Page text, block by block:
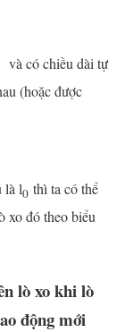
và có chiều dài tự
(hoặc được
là l0 thì ta có thể
xo đó theo biểu
lò xo khi lò
động mới